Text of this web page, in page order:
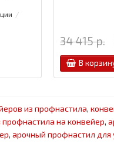
34 415 р.
В
из профнастила,
профнастила на конвейер,
, арочный профнастил для